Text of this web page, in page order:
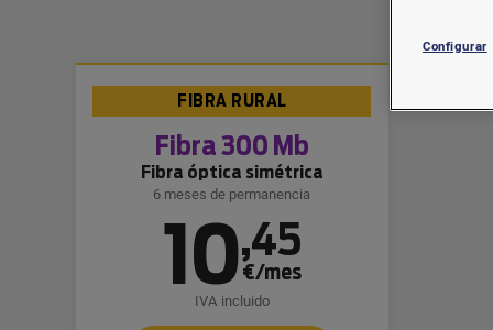
FIBRA RURAL
Fibra 300 Mb
Fibra óptica simétrica
6 meses de permanencia
10,45
€/mes
IVA incluido
Configurar